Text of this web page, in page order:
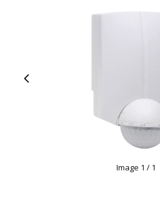
Image 1 / 1